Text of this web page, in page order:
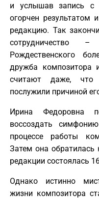
и услышав запись с
огорчен результатом
редакцию. Так
сотрудничество
Рождественского
дружба композитора
считают даже, что
послужили причиной
Ирина Федоровна
воссоздать
процессе работы
Затем она обратилась
редакции состоялась
Однако истинно
жизни композитора